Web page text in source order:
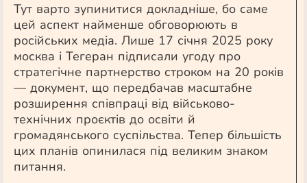
Тут варто зупинитися докладніше, бо саме
цей аспект найменше обговорюють в
російських медіа. Лише 17 січня 2025 року
москва і Тегеран підписали угоду про
стратегічне партнерство строком на 20 років
— документ, що передбачав масштабне
розширення співпраці від військово-
технічних проєктів до освіти й
громадянського суспільства. Тепер більшість
цих планів опинилася під великим знаком
питання.